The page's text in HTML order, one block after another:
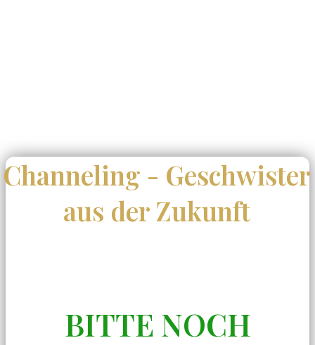
Channeling - Geschwister
aus der Zukunft
BITTE NOCH